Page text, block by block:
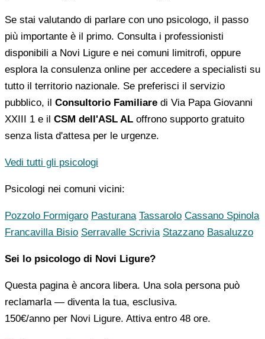
Se stai valutando di parlare con uno psicologo, il passo
più importante è il primo. Consulta i professionisti
disponibili a Novi Ligure e nei comuni limitrofi, oppure
esplora la consulenza online per accedere a specialisti su
tutto il territorio nazionale. Se preferisci il servizio
pubblico, il Consultorio Familiare di Via Papa Giovanni
XXIII 1 e il CSM dell'ASL AL offrono supporto gratuito
senza lista d'attesa per le urgenze.
Vedi tutti gli psicologi
Psicologi nei comuni vicini:
Pozzolo Formigaro Pasturana Tassarolo Cassano Spinola
Francavilla Bisio Serravalle Scrivia Stazzano Basaluzzo
Sei lo psicologo di Novi Ligure?
Questa pagina è ancora libera. Una sola persona può
reclamarla — diventa la tua, esclusiva.
150€/anno per Novi Ligure. Attiva entro 48 ore.